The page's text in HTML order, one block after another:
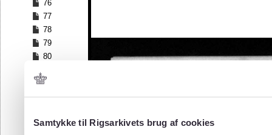
Samtykke til Rigsarkivets brug af cookies
76
77
78
79
80
82
83
85